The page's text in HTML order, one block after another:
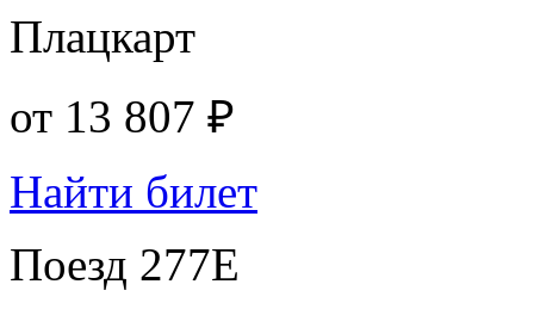
Плацкарт
от 13 807 ₽
Найти билет
Поезд 277Е